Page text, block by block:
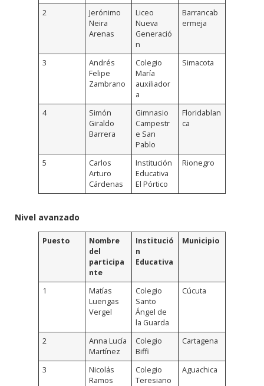
2
Jerónimo
Neira
Arenas
Liceo
Nueva
Generació
n
Barrancab
ermeja
3
Andrés
Felipe
Zambrano
Colegio
María
auxiliador
a
Simacota
4
Simón
Giraldo
Barrera
Gimnasio
Campestr
e San
Pablo
Floridablan
ca
5
Carlos
Arturo
Cárdenas
Institución
Educativa
El Pórtico
Rionegro
Nivel avanzado
Puesto
Nombre
del
participa
nte
Institució
n
Educativa
Municipio
1
Matías
Luengas
Vergel
Colegio
Santo
Ángel de
la Guarda
Cúcuta
2
Anna Lucía
Martínez
Colegio
Biffi
Cartagena
3
Nicolás
Ramos
Colegio
Teresiano
Aguachica